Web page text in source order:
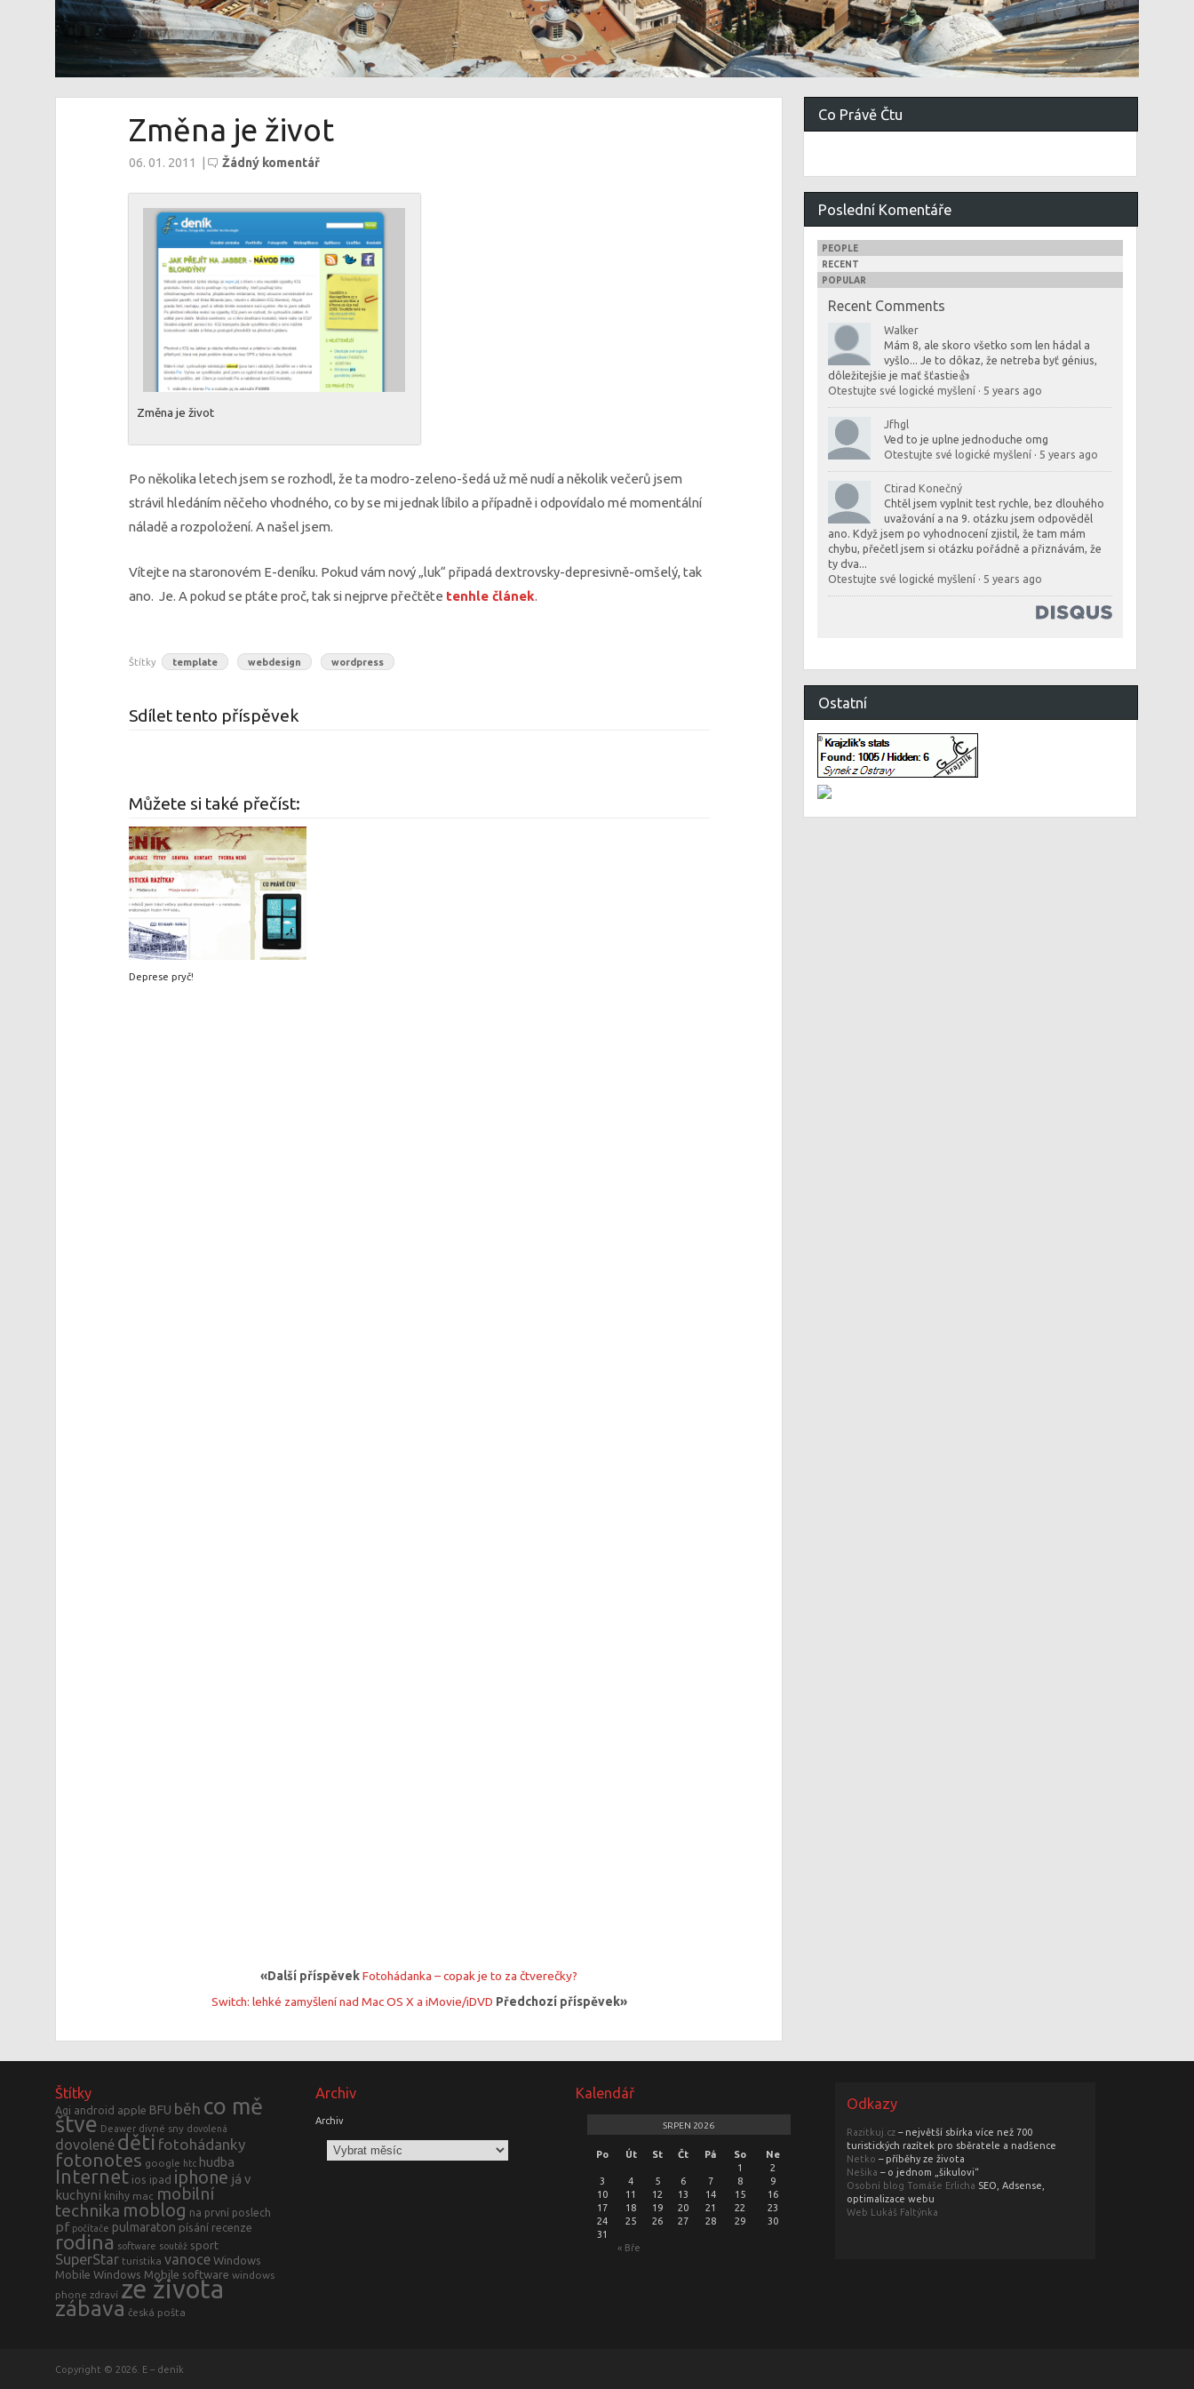
Změna je život
06. 01. 2011 Žádný komentář
Změna je život
Po několika letech jsem se rozhodl, že ta modro-zeleno-šedá už mě nudí a několik večerů jsem
strávil hledáním něčeho vhodného, co by se mi jednak líbilo a případně i odpovídalo mé momentální
náladě a rozpoložení. A našel jsem.
Vítejte na staronovém E-deníku. Pokud vám nový „luk“ připadá dextrovsky-depresivně-omšelý, tak
ano. Je. A pokud se ptáte proč, tak si nejprve přečtěte tenhle článek.
Štítky template webdesign wordpress
Sdílet tento příspěvek
Můžete si také přečíst:
Deprese pryč!
«Další příspěvekFotohádanka – copak je to za čtverečky?
Switch: lehké zamyšlení nad Mac OS X a iMovie/iDVD Předchozí příspěvek»
Co Právě Čtu
Poslední Komentáře
PEOPLE
RECENT
POPULAR
Recent Comments
Walker
Mám 8, ale skoro všetko som len hádal a
vyšlo... Je to dôkaz, že netreba byť génius,
dôležitejšie je mať šťastie👍
Otestujte své logické myšlení· 5 years ago
Jfhgl
Ved to je uplne jednoduche omg
Otestujte své logické myšlení· 5 years ago
Ctirad Konečný
Chtěl jsem vyplnit test rychle, bez dlouhého
uvažování a na 9. otázku jsem odpověděl
ano. Když jsem po vyhodnocení zjistil, že tam mám
chybu, přečetl jsem si otázku pořádně a přiznávám, že
ty dva...
Otestujte své logické myšlení· 5 years ago
Ostatní
Štítky
Agi android apple BFU běh co mě
štve Deawer divné sny dovolená
dovolené děti fotohádanky
fotonotes google htc hudba
Internet ios ipad iphone já v
kuchyni knihy mac mobilní
technika moblog na první poslech
pf počítače pulmaraton písání recenze
rodina software soutěž sport
SuperStar turistika vanoce Windows
Mobile Windows Mobile software windows
phone zdraví ze života
zábava česká pošta
Archiv
Archiv
Kalendář
SRPEN 2026
Po Út St Čt Pá So Ne
« Bře
1
2
3
4 5 6 7 8
9
10
11 12 13 14 15
16
17
18 19 20 21 22
23
24
25 26 27 28 29
30
31
Odkazy
Razitkuj.cz– největší sbírka více než 700
turistických razítek pro sběratele a nadšence
Netko – příběhy ze života
Nešika – o jednom „šikulovi“
Osobní blog Tomáše Erlicha SEO, Adsense,
optimalizace webu
Web Lukáš Faltýnka
Copyright © 2026. E – deník